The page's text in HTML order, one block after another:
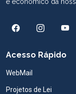
Acesso Rápido
WebMail
Projetos de Lei